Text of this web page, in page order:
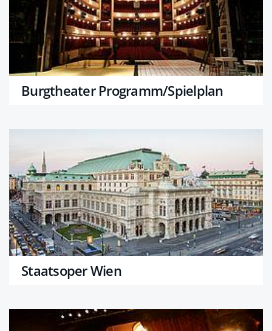
Burgtheater Programm/Spielplan
Staatsoper Wien